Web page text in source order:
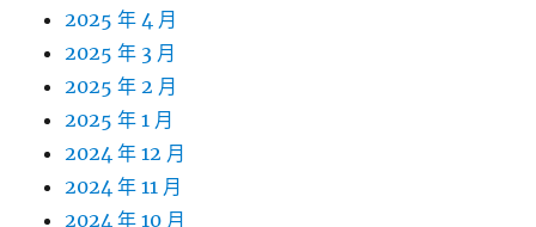
2025 年 4 月
2025 年 3 月
2025 年 2 月
2025 年 1 月
2024 年 12 月
2024 年 11 月
2024 年 10 月